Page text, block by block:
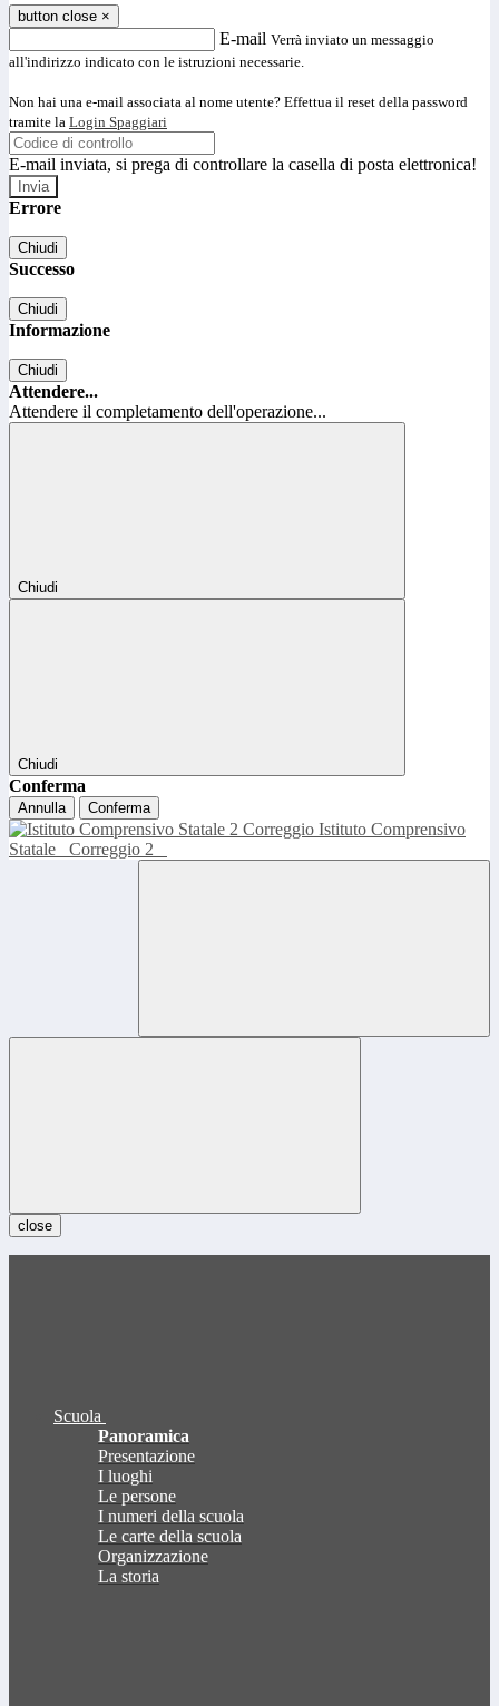
button close ×
E-mail Verrà inviato un messaggio
all'indirizzo indicato con le istruzioni necessarie.
Non hai una e-mail associata al nome utente? Effettua il reset della password
tramite la Login Spaggiari
E-mail inviata, si prega di controllare la casella di posta elettronica!
Errore
Chiudi
Successo
Chiudi
Informazione
Chiudi
Attendere...
Attendere il completamento dell'operazione...
Chiudi
Chiudi
Conferma
Annulla Conferma
Istituto Comprensivo
Statale
Correggio 2
close
Scuola
Panoramica
Presentazione
I luoghi
Le persone
I numeri della scuola
Le carte della scuola
Organizzazione
La storia